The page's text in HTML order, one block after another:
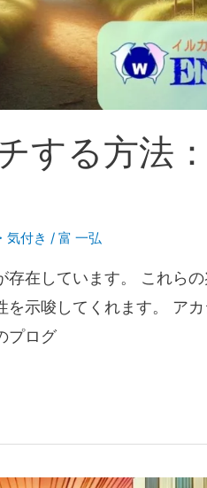
する方法
気付き / 富 一弘
在しています。 これら
示唆してくれます。 ア
プログ